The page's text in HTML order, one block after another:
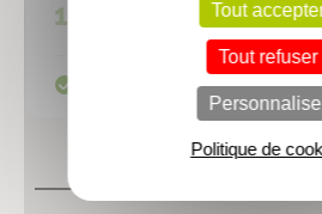
13,75 € Tout
Tout refuser
Politique de